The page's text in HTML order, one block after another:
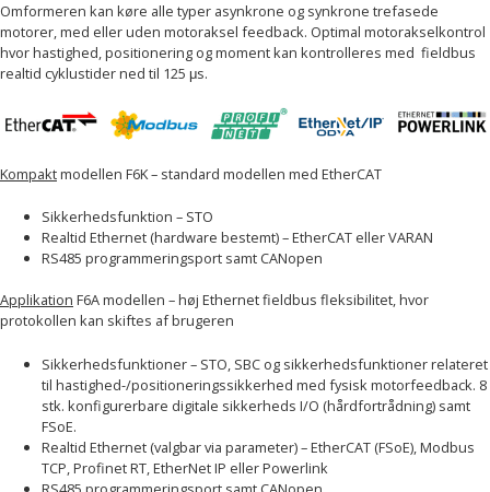
Omformeren kan køre alle typer asynkrone og synkrone trefasede
motorer, med eller uden motoraksel feedback. Optimal motorakselkontrol
hvor hastighed, positionering og moment kan kontrolleres med fieldbus
realtid cyklustider ned til 125 μs.
Kompaktmodellen F6K – standard modellen med EtherCAT
Sikkerhedsfunktion – STO
Realtid Ethernet (hardware bestemt) – EtherCAT eller VARAN
RS485 programmeringsport samt CANopen
Applikation F6A modellen – høj Ethernet fieldbus fleksibilitet, hvor
protokollen kan skiftes af brugeren
Sikkerhedsfunktioner – STO, SBC og sikkerhedsfunktioner relateret
til hastighed-/positioneringssikkerhed med fysisk motorfeedback. 8
stk. konfigurerbare digitale sikkerheds I/O (hårdfortrådning) samt
FSoE.
Realtid Ethernet (valgbar via parameter) – EtherCAT (FSoE), Modbus
TCP, Profinet RT, EtherNet IP eller Powerlink